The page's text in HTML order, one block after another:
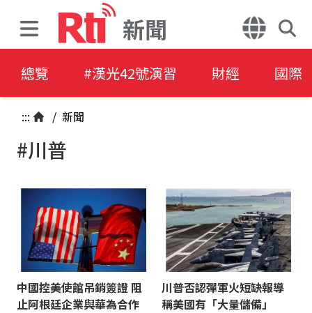
新聞
總覽 #漢光42號演習 財經 國際
::: / 新聞
#川普
中國控美使館吊銷簽證 阻
止阿根廷企業與華為合作
川普否認彈軍火短缺報導
稱美國有「大量儲備」